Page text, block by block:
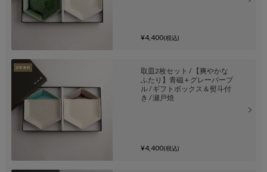
¥4,400(税込)
取皿2枚セット / 【爽やかな
ふたり】青磁 + グレーパープ
ル / ギフトボックス＆熨斗付
き / 瀬戸焼
¥4,400(税込)